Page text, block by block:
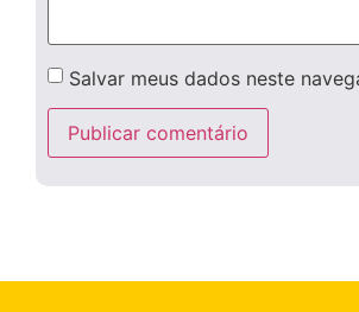
Salvar meus dados neste